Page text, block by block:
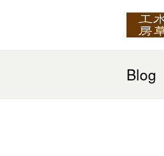
Blog